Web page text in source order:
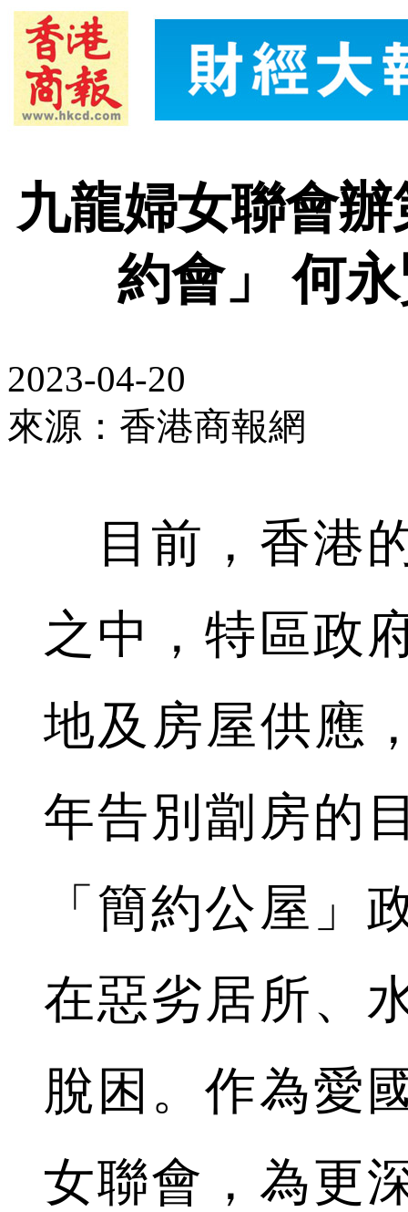
九龍婦女聯會
約會」 何
2023-04-20
來源：香港商報網
目前，香港
之中，特區政
地及房屋供應
年告別劏房的
「簡約公屋」
在惡劣居所、
脫困。作為愛
女聯會，為更